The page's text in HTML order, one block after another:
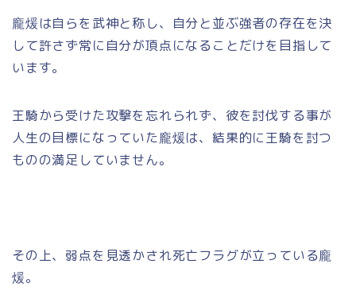
龐煖は自らを武神と称し、自分と並ぶ強者の存在を決
して許さず常に自分が頂点になることだけを目指して
います。
王騎から受けた攻撃を忘れられず、彼を討伐する事が
人生の目標になっていた龐煖は、結果的に王騎を討つ
ものの満足していません。
その上、弱点を見透かされ死亡フラグが立っている龐
煖。